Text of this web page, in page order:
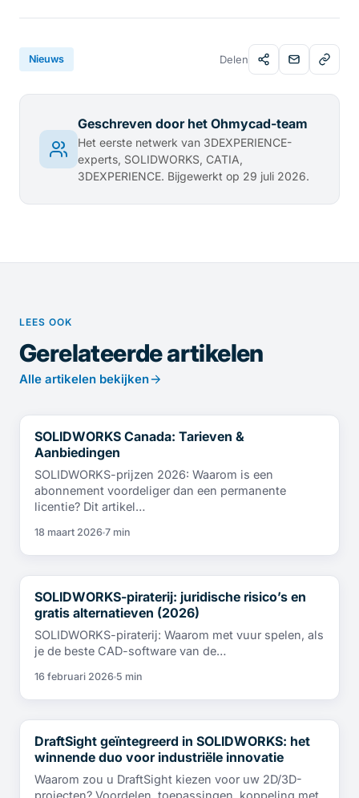
Nieuws Delen
Geschreven door het Ohmycad-team
Het eerste netwerk van 3DEXPERIENCE-
experts, SOLIDWORKS, CATIA,
3DEXPERIENCE. Bijgewerkt op 29 juli 2026.
LEES OOK
Gerelateerde artikelen
Alle artikelen bekijken
NIEUWS
SOLIDWORKS Canada: Tarieven &
Aanbiedingen
SOLIDWORKS-prijzen 2026: Waarom is een
abonnement voordeliger dan een permanente
licentie? Dit artikel…
18 maart 2026 7 min
NIEUWS
SOLIDWORKS-piraterij: juridische risico’s en
gratis alternatieven (2026)
SOLIDWORKS-piraterij: Waarom met vuur spelen, als
je de beste CAD-software van de…
16 februari 2026 5 min
NIEUWS
DraftSight geïntegreerd in SOLIDWORKS: het
winnende duo voor industriële innovatie
Waarom zou u DraftSight kiezen voor uw 2D/3D-